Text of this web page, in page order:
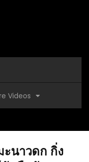
Videos
นาวดก กิ่ง